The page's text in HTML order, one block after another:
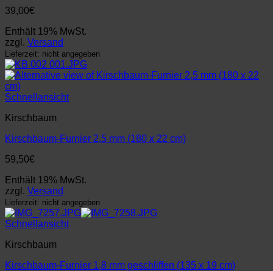
39,00€
Enthält 19% MwSt.
zzgl. Versand
Lieferzeit: nicht angegeben
Schnellansicht
Kirschbaum
Kirschbaum-Furnier 2,5 mm (180 x 22 cm)
59,50€
Enthält 19% MwSt.
zzgl. Versand
Lieferzeit: nicht angegeben
Schnellansicht
Kirschbaum
Kirschbaum-Furnier 1,8 mm geschliffen (135 x 19 cm)